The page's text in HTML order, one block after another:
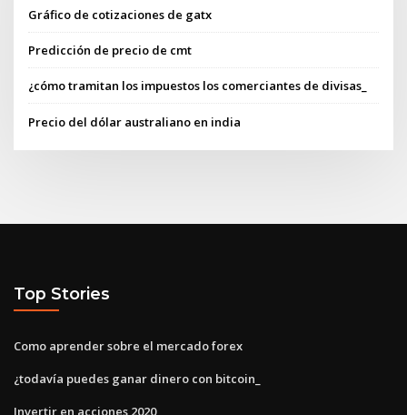
Gráfico de cotizaciones de gatx
Predicción de precio de cmt
¿cómo tramitan los impuestos los comerciantes de divisas_
Precio del dólar australiano en india
Top Stories
Como aprender sobre el mercado forex
¿todavía puedes ganar dinero con bitcoin_
Invertir en acciones 2020